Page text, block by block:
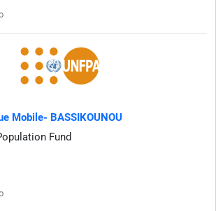
Mobile- BASSIKOUNOU
Fund